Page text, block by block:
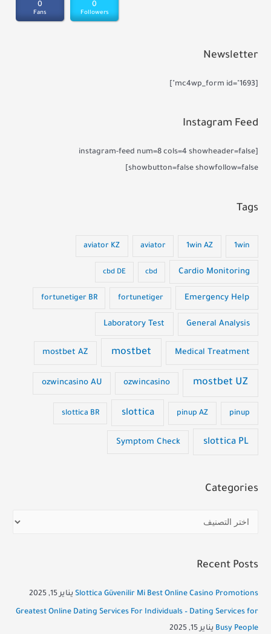
0
Fans
0
Followers
Newsletter
[mc4wp_form id="1693"]
Instagram Feed
[instagram-feed num=8 cols=4 showheader=false
showbutton=false showfollow=false]
Tags
1win
1win AZ
aviator
aviator KZ
Cardio Monitoring
cbd
cbd DE
Emergency Help
fortunetiger
fortunetiger BR
General Analysis
Laboratory Test
Medical Treatment
mostbet
mostbet AZ
mostbet UZ
ozwincasino
ozwincasino AU
pinup
pinup AZ
slottica
slottica BR
slottica PL
Symptom Check
Categories
e
o
r
i
Recent Posts
Slottica Güvenilir Mi Best Online Casino Promotions يناير 15, 2025
Greatest Online Dating Services For Individuals – Dating Services for
Busy People يناير 15, 2025